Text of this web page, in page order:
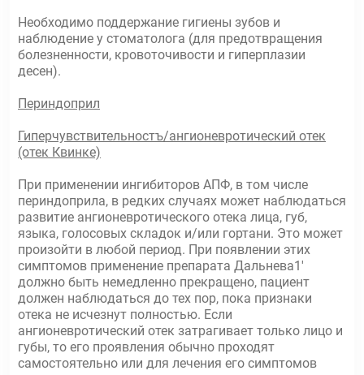
Необходимо поддержание гигиены зубов и
наблюдение у стоматолога (для предотвращения
болезненности, кровоточивости и гиперплазии
десен).
Периндоприл
Гиперчувствительностъ/ангионевротический отек
(отек Квинке)
При применении ингибиторов АПФ, в том числе
периндоприла, в редких случаях может наблюдаться
развитие ангионевротического отека лица, губ,
языка, голосовых складок и/или гортани. Это может
произойти в любой период. При появлении этих
симптомов применение препарата Дальнева1'
должно быть немедленно прекращено, пациент
должен наблюдаться до тех пор, пока признаки
отека не исчезнут полностью. Если
ангионевротический отек затрагивает только лицо и
губы, то его проявления обычно проходят
самостоятельно или для лечения его симптомов